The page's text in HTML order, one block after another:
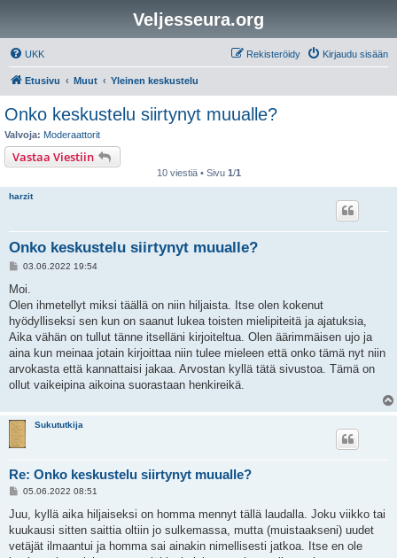
Veljesseura.org
UKK Kirjaudu sisään
Rekisteröidy
Etusivu Muut Yleinen keskustelu
Onko keskustelu siirtynyt muualle?
Valvoja: Moderaattorit
Vastaa Viestiin
10 viestiä • Sivu 1/1
harzit
Onko keskustelu siirtynyt muualle?
V
e
t
i
03.06.2022 19:54
Moi.
Olen ihmetellyt miksi täällä on niin hiljaista. Itse olen kokenut
hyödylliseksi sen kun on saanut lukea toisten mielipiteitä ja ajatuksia,
Aika vähän on tullut tänne itselläni kirjoiteltua. Olen äärimmäisen ujo ja
aina kun meinaa jotain kirjoittaa niin tulee mieleen että onko tämä nyt niin
arvokasta että kannattaisi jakaa. Arvostan kyllä tätä sivustoa. Tämä on
ollut vaikeipina aikoina suorastaan henkireikä.
Sukututkija
Re: Onko keskustelu siirtynyt muualle?
V
e
t
i
05.06.2022 08:51
Juu, kyllä aika hiljaiseksi on homma mennyt tällä laudalla. Joku viikko tai
kuukausi sitten saittia oltiin jo sulkemassa, mutta (muistaakseni) uudet
vetäjät ilmaantui ja homma sai ainakin nimellisesti jatkoa. Itse en ole